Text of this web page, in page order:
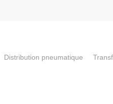
Distribution pneumatique